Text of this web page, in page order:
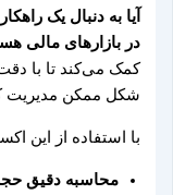
آیا به دنبال یک
در بازارهای مالی
کمک می‌کند تا با دقت
شکل ممکن مدیریت
با استفاده از این
محاسبه دقیق